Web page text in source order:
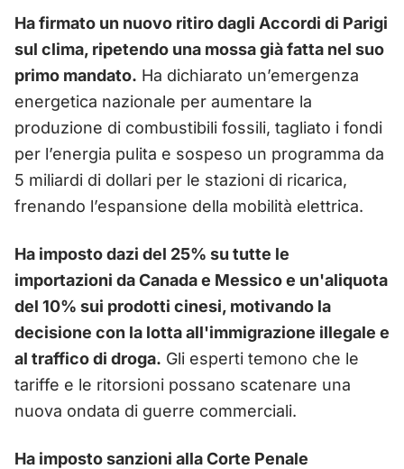
Ha firmato un nuovo ritiro dagli Accordi di Parigi
sul clima, ripetendo una mossa già fatta nel suo
primo mandato. Ha dichiarato un’emergenza
energetica nazionale per aumentare la
produzione di combustibili fossili, tagliato i fondi
per l’energia pulita e sospeso un programma da
5 miliardi di dollari per le stazioni di ricarica,
frenando l’espansione della mobilità elettrica.
Ha imposto dazi del 25% su tutte le
importazioni da Canada e Messico e un'aliquota
del 10% sui prodotti cinesi, motivando la
decisione con la lotta all'immigrazione illegale e
al traffico di droga. Gli esperti temono che le
tariffe e le ritorsioni possano scatenare una
nuova ondata di guerre commerciali.
Ha imposto sanzioni alla Corte Penale